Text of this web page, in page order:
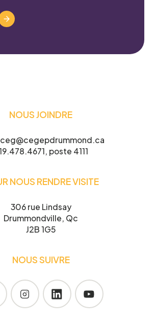
NOUS JOINDRE
poste 4111
NOUS RENDRE VISITE
306 rue Lindsay
Drummondville, Qc
J2B 1G5
NOUS SUIVRE